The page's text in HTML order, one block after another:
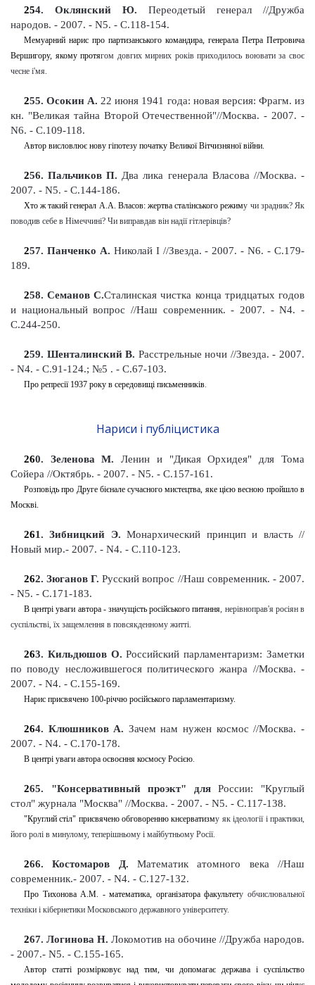
254. Оклянский Ю. Переодетый генерал
//Дружба
народов. - 2007. - N5. - С.118-154.
Мемуарний нарис про партизанського командира, генерала Петра Петровича
Вершигору, якому протягом довгих мирних років приходилось воювати за своє
чесне і'мя.
255. Осокин А. 22 июня 1941 года: новая версия: Фрагм. из
кн. "Великая тайна Второй Отечественной"//Москва. - 2007. -
N6. - С.109-118.
Автор висловлює нову гіпотезу початку Великої Вітчизняної війни.
256. Пальчиков П. Два лика генерала Власова //Москва. -
2007. - N5. - С.144-186.
Хто ж такий генерал А.А. Власов: жертва сталінського режиму чи зрадник? Як
поводив себе в Німеччині? Чи виправдав він надії гітлерівців?
257. Панченко А. Николай I //Звезда. - 2007. - N6. - С.179-
189.
258. Семанов С.Сталинская чистка конца тридцатых годов
и национальный вопрос //Наш современник. - 2007. - N4. -
С.244-250.
259. Шенталинский В. Расстрельные ночи //Звезда. - 2007.
- N4. - С.91-124.; №5 . - С.67-103.
Про репресії 1937 року в середовищі письменників.
Нариси і публіцистика
260. Зеленова М. Ленин и "Дикая Орхидея" для Тома
Сойера //Октябрь. - 2007. - N5. - С.157-161 .
Розповідь про Друге бієнале сучасного мистецтва, яке цією весною пройшло в
Москві.
261. Зибницкий Э. Монархический принцип и власть //
Новый мир.- 2007. - N4. - С.110-123.
262. Зюганов Г. Русский вопрос //Наш современник. - 2007.
- N5. - С.171-183.
В центрі уваги автора - значущість російського питання, нерівноправ'я росіян в
суспільстві, їх защемлення в повсякденному житті.
263. Кильдюшов О. Российский парламентаризм: Заметки
по поводу несложившегося политического жанра //Москва. -
2007. - N4. - С.155-169.
Нарис присвячено 100-річчю російського парламентаризму.
264. Клюшников А. Зачем нам нужен космос //Москва. -
2007. - N4. - С.170-178.
В центрі уваги автора освоєння космосу Росією.
265. "Консервативный проэкт" дляРоссии: "Круглый
стол" журнала "Москва" //Москва. - 2007. - N5. - С.117-138.
"Круглий стіл" присвячено обговоренню кнсерватизму як ідеології і практики,
його ролі в минулому, теперішньому і майбутньому Росії.
266. Костомаров Д. Математик атомного века
//Наш
современник.- 2007. - N4. - С.127-132.
Про Тихонова А.М. - математика, організатора факультету обчислювальної
техніки і кібернетики Московського державного університету.
267. Логинова Н. Локомотив на обочине //Дружба народов.
- 2007.- N5. - С.155-165.
Автор статті розмірковує над тим, чи допомагає держава і суспільство